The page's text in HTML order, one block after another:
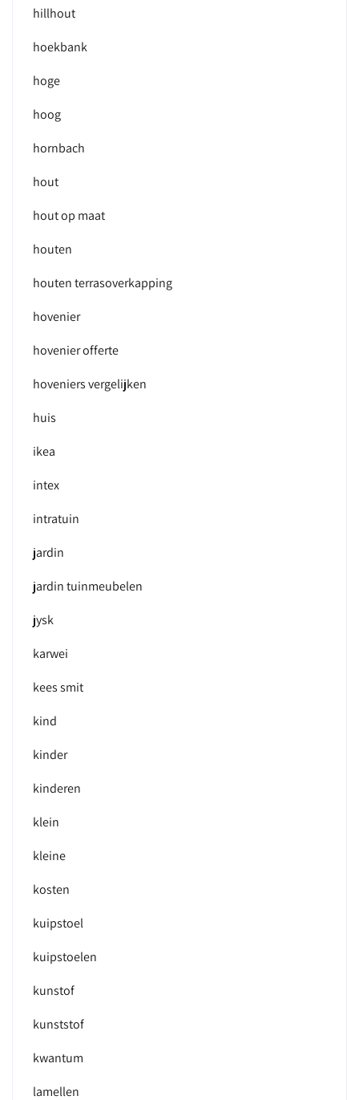
hillhout
hoekbank
hoge
hoog
hornbach
hout
hout op maat
houten
houten terrasoverkapping
hovenier
hovenier offerte
hoveniers vergelijken
huis
ikea
intex
intratuin
jardin
jardin tuinmeubelen
jysk
karwei
kees smit
kind
kinder
kinderen
klein
kleine
kosten
kuipstoel
kuipstoelen
kunstof
kunststof
kwantum
lamellen